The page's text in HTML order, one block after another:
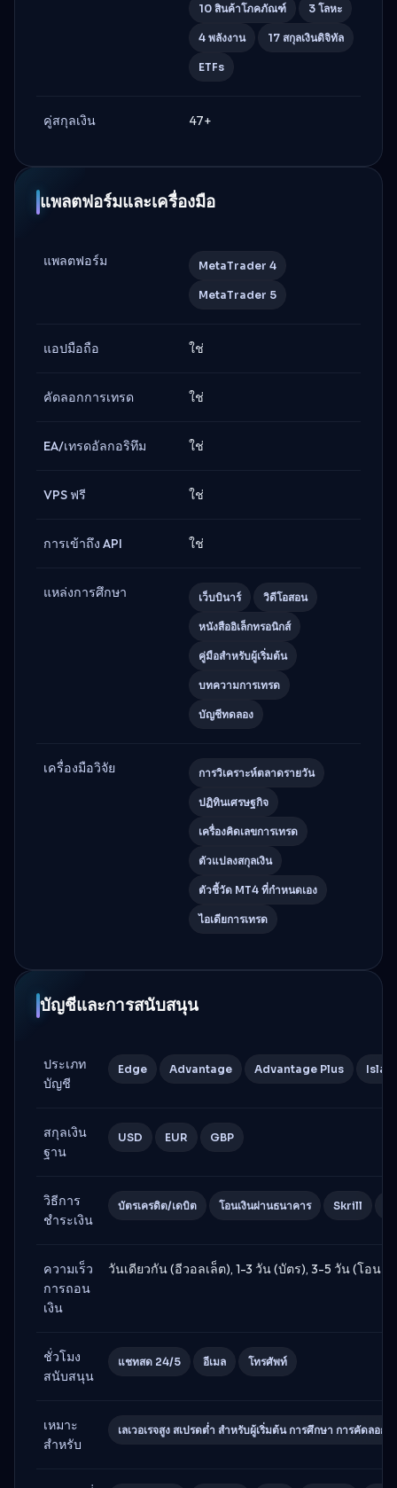
10 สินค้าโภคภัณฑ์ 3 โลหะ
4 พลังงาน 17 สกุลเงินดิจิทัล
ETFs
คู่สกุลเงิน 47+
แพลตฟอร์มและเครื่องมือ
แพลตฟอร์ม MetaTrader 4
MetaTrader 5
แอปมือถือ ใช่
คัดลอกการเทรด ใช่
EA/เทรดอัลกอริทึม ใช่
VPS ฟรี ใช่
การเข้าถึง API ใช่
แหล่งการศึกษา เว็บบินาร์ วิดีโอสอน
หนังสืออิเล็กทรอนิกส์
คู่มือสำหรับผู้เริ่มต้น
บทความการเทรด
บัญชีทดลอง
เครื่องมือวิจัย การวิเคราะห์ตลาดรายวัน
ปฏิทินเศรษฐกิจ
เครื่องคิดเลขการเทรด
ตัวแปลงสกุลเงิน
ตัวชี้วัด MT4 ที่กำหนดเอง
ไอเดียการเทรด
บัญชีและการสนับสนุน
ประเภท
บัญชี
Edge Advantage Advantage Plus
สกุลเงิน
ฐาน
USD EUR GBP
วิธีการ
ชำระเงิน
บัตรเครดิต/เดบิต โอนเงินผ่านธนาคาร Skrill
ความเร็ว
การถอน
เงิน
วันเดียวกัน (อีวอลเล็ต), 1-3 วัน (บัตร), 3-5 วัน (โอนเ
ชั่วโมง
สนับสนุน
แชทสด 24/5 อีเมล โทรศัพท์
เหมาะ
สำหรับ
เลเวอเรจสูง สเปรดต่ำ สำหรับผู้เริ่มต้น การศึกษา การคัดลอ